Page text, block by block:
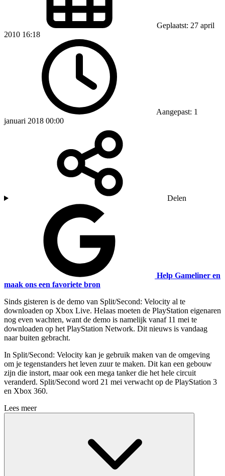
Geplaatst: 27 april
2010 16:18
Aangepast: 1
januari 2018 00:00
Delen
Help Gameliner en
maak ons een favoriete bron
Sinds gisteren is de demo van Split/Second: Velocity al te
downloaden op Xbox Live. Helaas moeten de PlayStation eigenaren
nog even wachten, want de demo is namelijk vanaf 11 mei te
downloaden op het PlayStation Network. Dit nieuws is vandaag
naar buiten gebracht.
In Split/Second: Velocity kan je gebruik maken van de omgeving
om je tegenstanders het leven zuur te maken. Dit kan een gebouw
zijn die instort, maar ook een mega tanker die het hele circuit
veranderd. Split/Second word 21 mei verwacht op de PlayStation 3
en Xbox 360.
Lees meer